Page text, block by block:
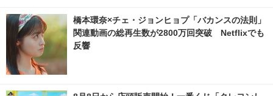
橋本環奈×チェ・ジョンヒョプ「バカンスの法則」
関連動画の総再生数が2800万回突破 Netflixでも
反響